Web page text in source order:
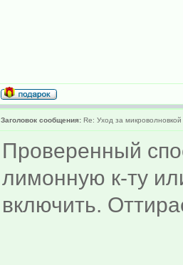
Заголовок сообщения: Re: Уход за микроволновкой
Проверенный
лимонную к-ту
включить.